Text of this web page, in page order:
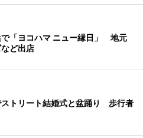
で「ヨコハマ ニュー縁日」 地元
ど出店
ストリート結婚式と盆踊り 歩行者